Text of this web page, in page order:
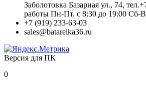
Заболотовка Базарная ул., 74,
работы Пн-Пт. с 8:30 до 19:00 Сб-
+7 (919) 233-63-03
sales@batareika36.ru
Версия для ПК
0